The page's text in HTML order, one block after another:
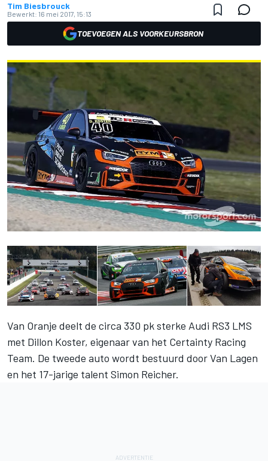
Tim Biesbrouck
Bewerkt: 16 mei 2017, 15:13
TOEVOEGEN ALS VOORKEURSBRON
Van Oranje deelt de circa 330 pk sterke Audi RS3 LMS
met Dillon Koster, eigenaar van het Certainty Racing
Team. De tweede auto wordt bestuurd door Van Lagen
en het 17-jarige talent Simon Reicher.